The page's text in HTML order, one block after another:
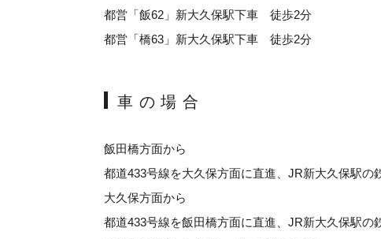
都営「飯62」新大久保駅下車 徒歩2分
都営「橋63」新大久保駅下車 徒歩2分
車の場合
飯田橋方面から
都道433号線を大久保方面に直進、JR新大久保駅の
大久保方面から
都道433号線を飯田橋方面に直進、JR新大久保駅の